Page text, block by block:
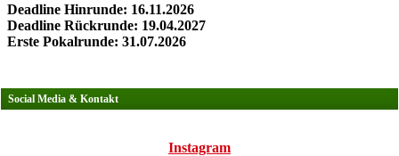
Deadline Hinrunde: 16.11.2026
Deadline Rückrunde: 19.04.2027
Erste Pokalrunde: 31.07.2026
Social Media & Kontakt
Instagram